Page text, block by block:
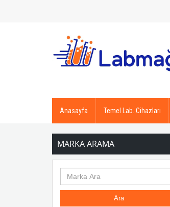
Anasayfa Temel Lab. Cihazları
MARKA ARAMA
Ara